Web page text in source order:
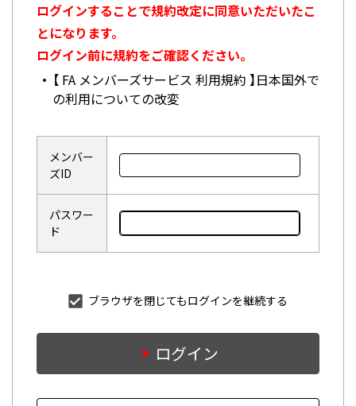
ログインすることで規約改定に同意いただいたこ
とになります。
ログイン前に規約をご確認ください。
【 FA メンバーズサービス 利用規約 】日本国外で
の利用についての改変
メンバー
ズID
パスワー
ド
ブラウザを閉じてもログインを継続する
ログイン